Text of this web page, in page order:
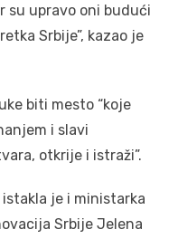
su upravo oni budući
Srbije”, kazao je
biti mesto “koje
i slavi
otkrije i istraži”.
je i ministarka
Srbije Jelena